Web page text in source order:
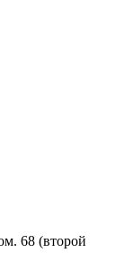
68 (второй